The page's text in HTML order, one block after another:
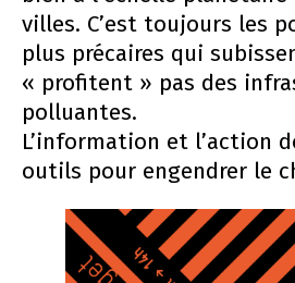
villes. C’est toujours les
plus précaires qui
« profitent » pas des
polluantes.
L’information et l’action
outils pour engendrer le